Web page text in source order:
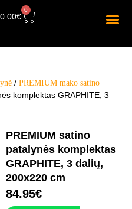
0.00€
0
/ PREMIUM mako satino
komplektas GRAPHITE, 3
PREMIUM satino
patalynės komplektas
GRAPHITE, 3 dalių,
200x220 cm
84.95€